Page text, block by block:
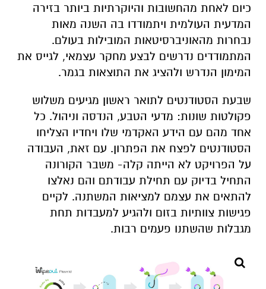
כיום לאחת מהחשובות והיוקרתיות ביותר בזירה
המדעית העולמית ויתמודדו בה השנה מאות
נבחרות מהאוניברסיטאות המובילות בעולם.
המתמודדים נדרשים לבצע מחקר עצמאי, לגייס את
המימון הנדרש ולהציג את התוצאות בגמר.
שבעת הסטודנטים לתואר ראשון מגיעים משלוש
פקולטות שונות: מדעי הטבע, הנדסה וניהול. כל
אחד מהם עם הידע האקדמי שלו ויחדיו הצליחו
הסטודנטים לפצח את הפתרון. עם זאת, העבודה
על הפרויקט לא הייתה קלה- משבר הקורונה
התחיל בדיוק עם תחילת עבודתם והם נאלצו
להתאים את עצמם למציאות המשתנה. לקיים
פגישות צוותיות בזום ולהגיע למעבדות תחת
מגבלות שהשתנו פעמים רבות.